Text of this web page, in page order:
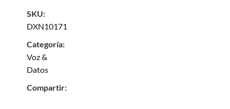
SKU:
DXN10171
Categoría:
Voz &
Datos
Compartir: